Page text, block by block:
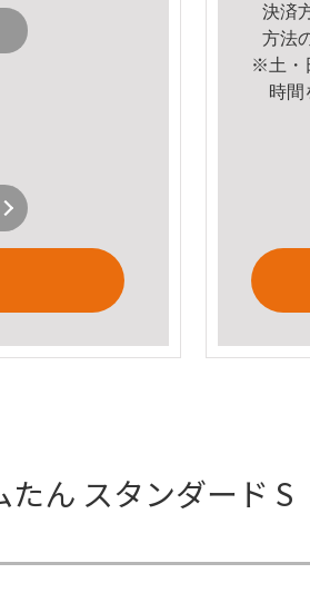
決済
方法
※土・
時間
スタンダード S